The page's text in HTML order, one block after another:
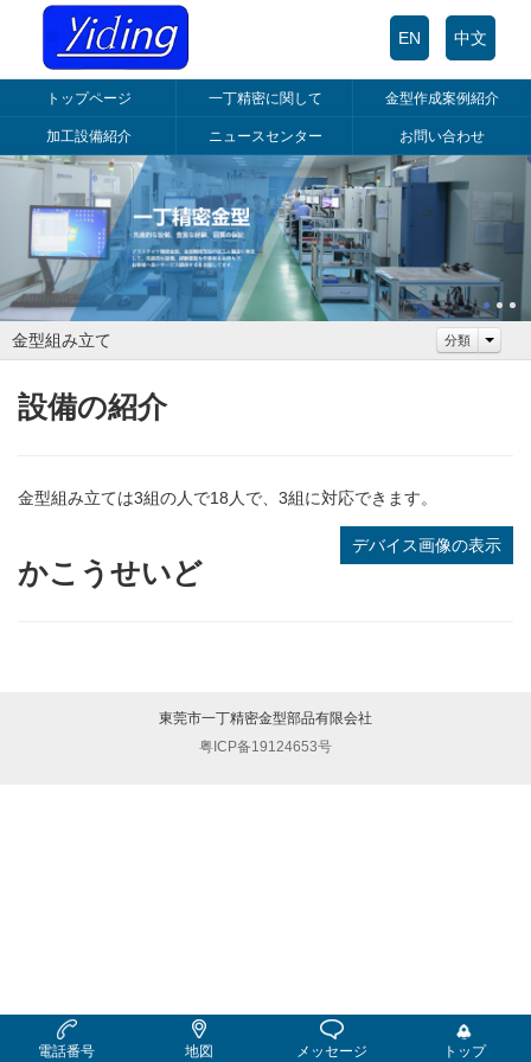
EN 中文
トップページ 一丁精密に関して 金型作成案例紹介
加工設備紹介 ニュースセンター お問い合わせ
金型組み立て 分類
設備の紹介
金型組み立ては3組の人で18人で、3組に対応できます。
デバイス画像の表示
かこうせいど
東莞市一丁精密金型部品有限会社
粤ICP备19124653号
電話番号 地図 メッセージ トップ